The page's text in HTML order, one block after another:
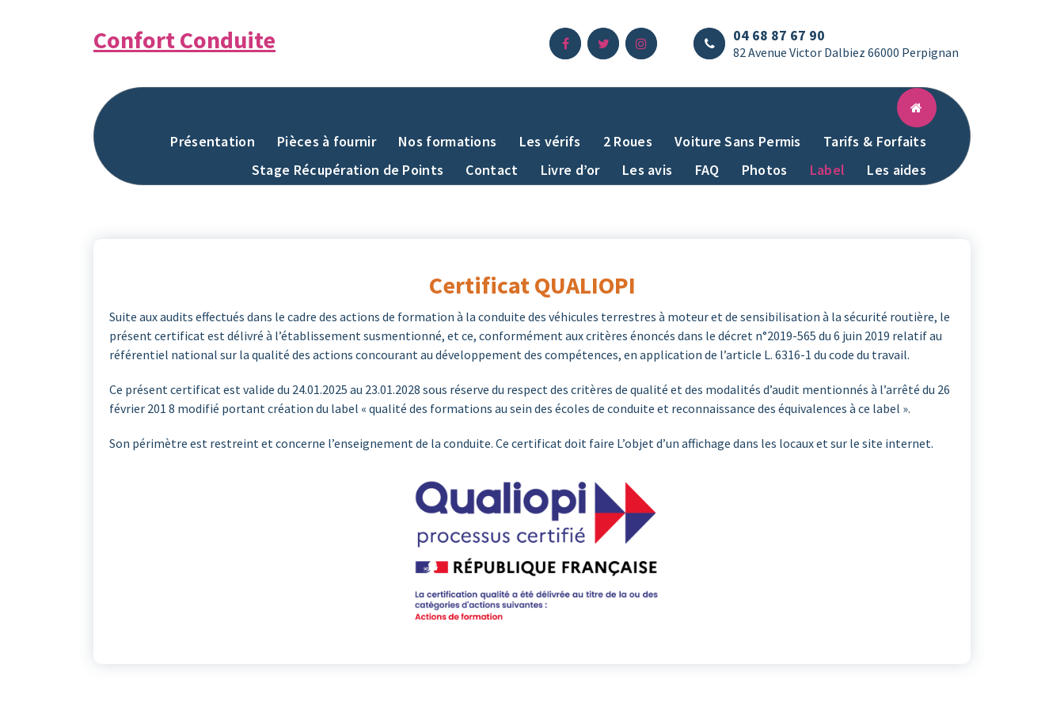
Confort Conduite 04 68 87 67 90
82 Avenue Victor Dalbiez 66000 Perpignan
Présentation Pièces à fournir Nos formations Les vérifs 2 Roues Voiture Sans Permis
Tarifs & Forfaits
Stage Récupération de Points
Contact Livre d’or Les avis FAQ Photos Label Les aides
Certificat QUALIOPI
Suite aux audits effectués dans le cadre des actions de formation à la conduite des véhicules terrestres à moteur et de sensibilisation à la sécurité routière, le
présent certificat est délivré à l’établissement susmentionné, et ce, conformément aux critères énoncés dans le décret n°2019-565 du 6 juin 2019 relatif au
référentiel national sur la qualité des actions concourant au développement des compétences, en application de l’article L. 6316-1 du code du travail.
Ce présent certificat est valide du 24.01.2025 au 23.01.2028 sous réserve du respect des critères de qualité et des modalités d’audit mentionnés à l’arrêté du 26
février 201 8 modifié portant création du label « qualité des formations au sein des écoles de conduite et reconnaissance des équivalences à ce label ».
Son périmètre est restreint et concerne l’enseignement de la conduite. Ce certificat doit faire L’objet d’un affichage dans les locaux et sur le site internet.